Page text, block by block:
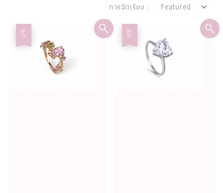
การจัดเรียง :
ลด ลด